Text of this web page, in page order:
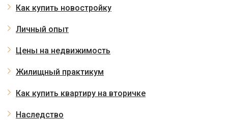
Как купить новостройку
Личный опыт
Цены на недвижимость
Жилищный практикум
Как купить квартиру на вторичке
Наследство